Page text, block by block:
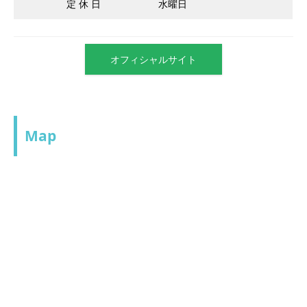
定 休 日 水曜日
オフィシャルサイト
Map